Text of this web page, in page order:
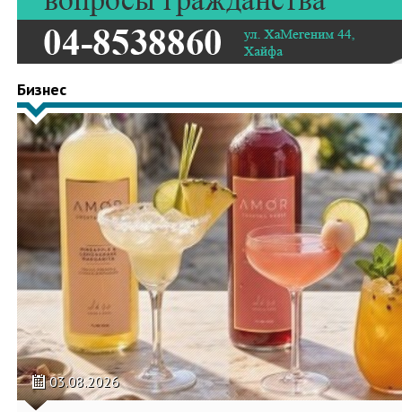
Бизнес
03.08.2026